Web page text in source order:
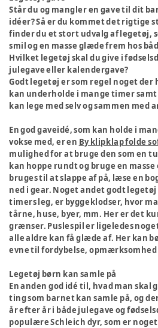
Står du og mangler en gave til dit
idéer? Så er du kommet det rigtige
finder du et stort udvalg af legetøj,
smil og en masse glæde frem hos
Hvilket legetøj skal du give i
julegave eller kalendergave?
Godt legetøj er som regel noget
kan underholde i mange timer
kan lege med selv og sammen med
En god gaveidé, som kan holde i
vokse med, er en By klipklap folde
mulighed for at bruge den som en
kan hoppe rundt og bruge en
bruges til at slappe af på, læse en
ned i gear. Noget andet godt legetøj
timers leg, er byggeklodser, hvor
tårne, huse, byer, mm. Her er det
grænser. Puslespil er ligeledes
alle aldre kan få glæde af. Her kan
evne til fordybelse,
Legetøj børn kan samle på
En anden god idé til, hvad man skal
ting som barnet kan samle på, og
år efter år i både julegave og
populære Schleich dyr, som er